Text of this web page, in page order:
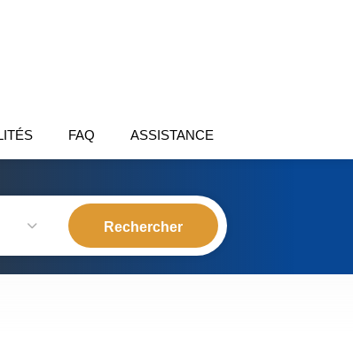
FAQ ASSISTANCE